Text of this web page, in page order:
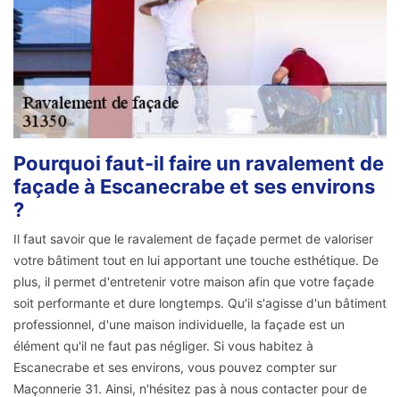
Pourquoi faut-il faire un ravalement de
façade à Escanecrabe et ses environs
?
Il faut savoir que le ravalement de façade permet de valoriser
votre bâtiment tout en lui apportant une touche esthétique. De
plus, il permet d'entretenir votre maison afin que votre façade
soit performante et dure longtemps. Qu'il s'agisse d'un bâtiment
professionnel, d'une maison individuelle, la façade est un
élément qu'il ne faut pas négliger. Si vous habitez à
Escanecrabe et ses environs, vous pouvez compter sur
Maçonnerie 31. Ainsi, n'hésitez pas à nous contacter pour de